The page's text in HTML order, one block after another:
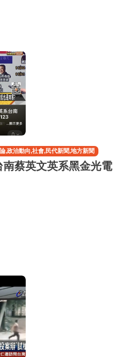
,政治動向,社會,民代新聞,地方新聞
蔡英文英系黑金光電